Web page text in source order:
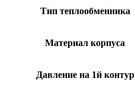
Тип теплообменника
Материал корпуса
Давление на 1й контур